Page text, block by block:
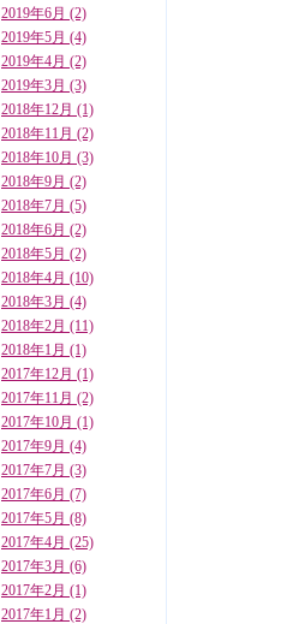
2019年6月 (2)
2019年5月 (4)
2019年4月 (2)
2019年3月 (3)
2018年12月 (1)
2018年11月 (2)
2018年10月 (3)
2018年9月 (2)
2018年7月 (5)
2018年6月 (2)
2018年5月 (2)
2018年4月 (10)
2018年3月 (4)
2018年2月 (11)
2018年1月 (1)
2017年12月 (1)
2017年11月 (2)
2017年10月 (1)
2017年9月 (4)
2017年7月 (3)
2017年6月 (7)
2017年5月 (8)
2017年4月 (25)
2017年3月 (6)
2017年2月 (1)
2017年1月 (2)